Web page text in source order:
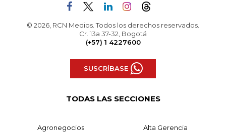
© 2026, RCN Medios. Todos los derechos reservados.
Cr. 13a 37-32, Bogotá
(+57) 1 4227600
SUSCRÍBASE
TODAS LAS SECCIONES
Agronegocios Alta Gerencia